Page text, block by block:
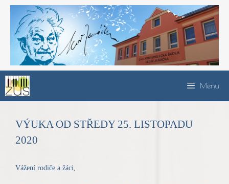
Přeskočit
Menu
VÝUKA OD STŘEDY 25. LISTOPADU
2020
Vážení rodiče a žáci,